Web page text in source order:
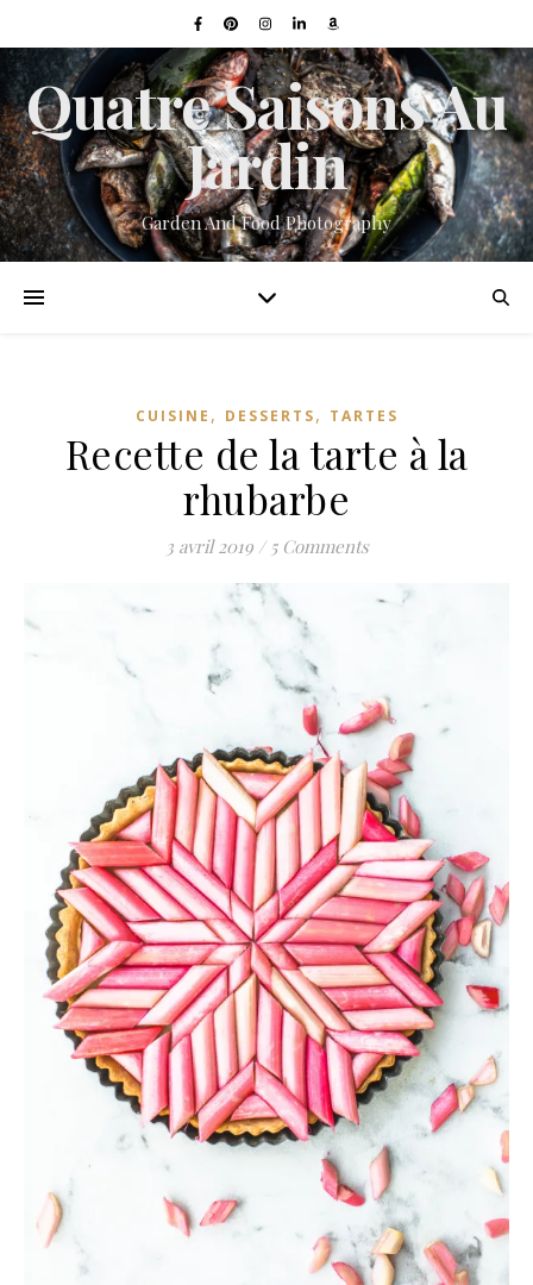
Quatre Saisons Au
Jardin
Garden And Food Photography
CUISINE , DESSERTS, TARTES
Recette de la tarte à la
rhubarbe
3 avril 2019 / 5 Comments